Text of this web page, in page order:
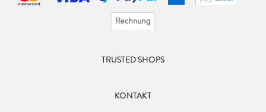
TRUSTED SHOPS
KONTAKT